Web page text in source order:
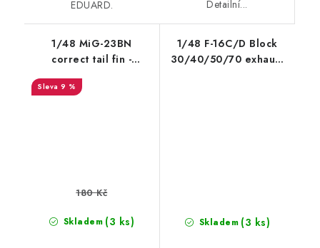
EDUARD. Detailní...
1/48 MiG-23BN
correct tail fin -
TRUMPETER
9 %
Skladem (3 ks)
180 Kč
1/48 F-16C/D Block
30/40/50/70 exhaust
Skladem (3 ks)